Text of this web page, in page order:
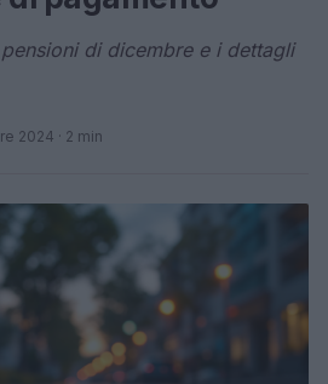
di dicembre e i dettagli
2024 · 2 min